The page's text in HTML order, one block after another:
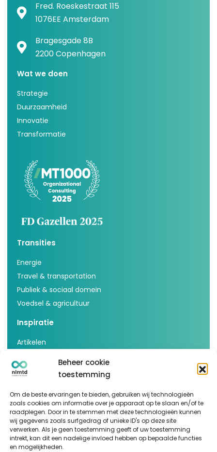
Beheer cookie
toestemming
Om de beste ervaringen te bieden, gebruiken wij technologieën
zoals cookies om informatie over je apparaat op te slaan en/of te
raadplegen. Door in te stemmen met deze technologieën kunnen
wij gegevens zoals surfgedrag of unieke ID's op deze site
verwerken. Als je geen toestemming geeft of uw toestemming
intrekt, kan dit een nadelige invloed hebben op bepaalde functies
en mogelijkheden.
Fred. Roeskestraat 115
1076EE Amsterdam
Bragesgade 8B
2200 Copenhagen
Wat we doen
Strategie
Duurzaamheid
Innovatie
Transformatie
Transities
Energie
Travel & transportation
Publiek & sociaal domein
Voedsel & agricultuur
Inspiratie
Artikelen
Events
nlmtd x
Volg ons